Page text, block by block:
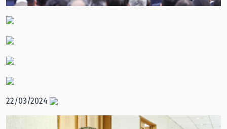
22/03/2024